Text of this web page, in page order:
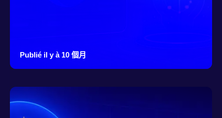
Publié il y à 10 個月